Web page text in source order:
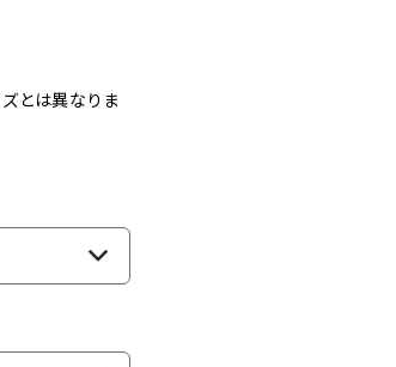
とは異なりま